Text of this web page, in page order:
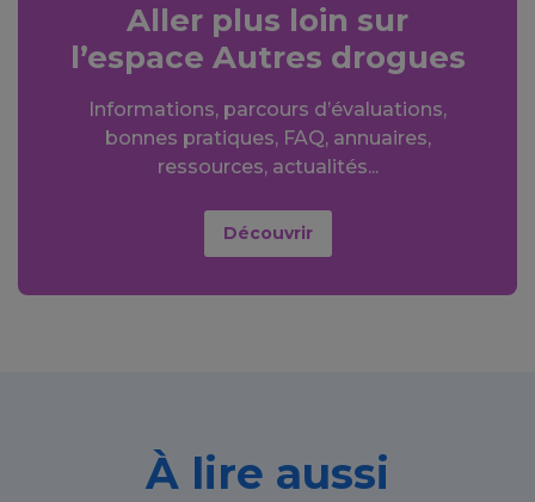
Aller plus loin sur
l’espace Autres drogues
Informations, parcours d’évaluations,
bonnes pratiques, FAQ, annuaires,
ressources, actualités...
Découvrir
À lire aussi